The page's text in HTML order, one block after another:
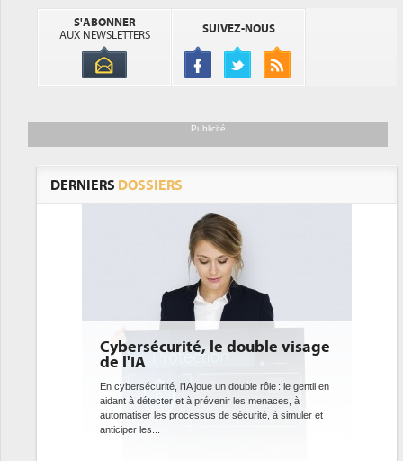
S'ABONNER
AUX NEWSLETTERS
SUIVEZ-NOUS
Publicité
DERNIERS DOSSIERS
Cybersécurité, le double visage
de l'IA
En cybersécurité, l'IA joue un double rôle : le gentil en
aidant à détecter et à prévenir les menaces, à
automatiser les processus de sécurité, à simuler et
anticiper les...